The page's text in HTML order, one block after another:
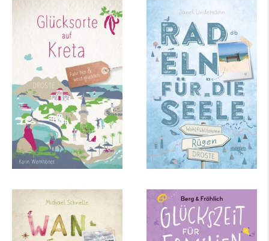
Karin Wemhöner
Glücksorte auf Kreta
mehr Infos …
Janet Lindemann
Rügen. Mit
Hiddensee. Radeln für
die Seele
mehr Infos …
Michael Schnelle
Lüneburger Heide.
Wandern für die
Daniela Berg, Mareike
Fröhlich
Glückszeit für